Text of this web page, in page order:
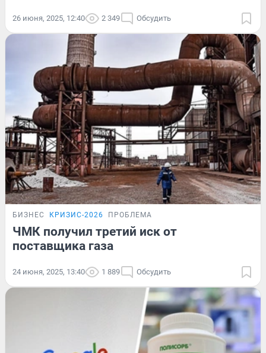
26 июня, 2025, 12:40 2 349 Обсудить
БИЗНЕС КРИЗИС-2026 ПРОБЛЕМА
ЧМК получил третий иск от
поставщика газа
24 июня, 2025, 13:40 1 889 Обсудить